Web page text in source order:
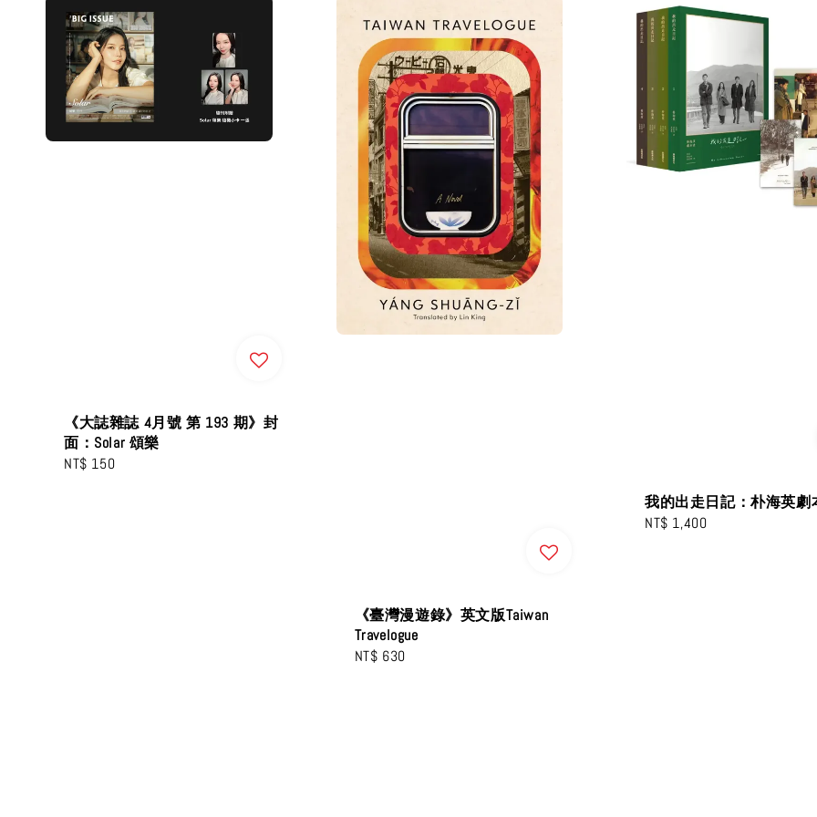
《大誌雜誌 4月號 第 193 期》封
面：Solar 頌樂
Regular
NT$ 150
《臺灣漫遊錄》英文版Taiwan
Travelogue
Regular
NT$ 630
我的出走日記：朴海英劇
Regular
NT$ 1,400